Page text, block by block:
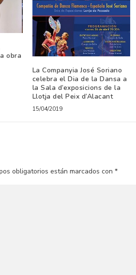
obra
La Companyia José Soriano
celebra el Dia de la Dansa a
la Sala d’exposicions de la
Llotja del Peix d’Alacant
15/04/2019
obligatorios están marcados con*